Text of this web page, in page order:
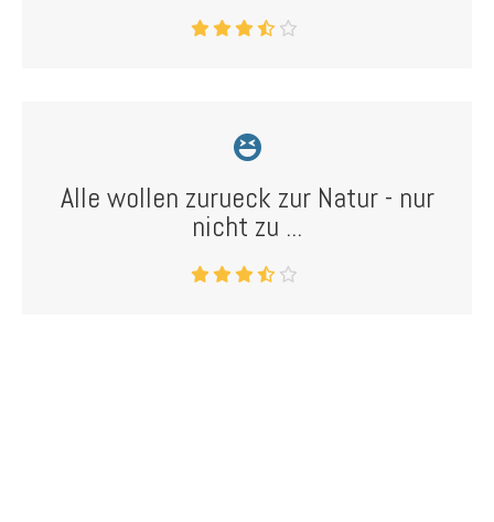
Alle wollen zurueck zur Natur - nur
nicht zu ...